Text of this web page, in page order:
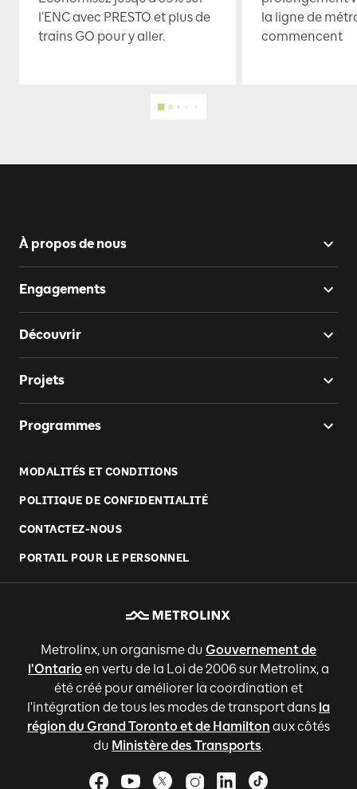
l’ENC avec PRESTO et plus de
trains GO pour y aller.
la ligne de
commencent
À propos de nous
Engagements
Découvrir
Projets
Programmes
MODALITÉS ET CONDITIONS
POLITIQUE DE CONFIDENTIALITÉ
CONTACTEZ-NOUS
PORTAIL POUR LE PERSONNEL
Metrolinx, un organisme du Gouvernement de
l'Ontario en vertu de la Loi de 2006 sur Metrolinx, a
été créé pour améliorer la coordination et
l'intégration de tous les modes de transport dans la
région du Grand Toronto et de Hamilton aux côtés
du Ministère des Transports.